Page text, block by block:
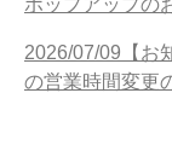
2026/07/09【お
の営業時間変更